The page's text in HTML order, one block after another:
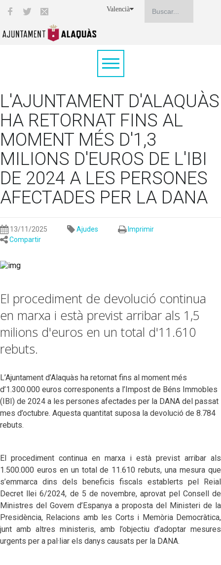
Valencià
L'AJUNTAMENT D'ALAQUÀS
HA RETORNAT FINS AL
MOMENT MÉS D'1,3
MILIONS D'EUROS DE L'IBI
DE 2024 A LES PERSONES
AFECTADES PER LA DANA
13/11/2025 Ajudes
Imprimir
Compartir
El procediment de devolució continua
en marxa i està previst arribar als 1,5
milions d'euros en un total d'11.610
rebuts.
L’Ajuntament d’Alaquàs ha retornat fins al moment més
d’1.300.000 euros corresponents a l’Impost de Béns Immobles
(IBI) de 2024 a les persones afectades per la DANA del passat
mes d’octubre. Aquesta quantitat suposa la devolució de 8.784
rebuts.
El procediment continua en marxa i està previst arribar als
1.500.000 euros en un total de 11.610 rebuts, una mesura que
s’emmarca dins dels beneficis fiscals establerts pel Reial
Decret llei 6/2024, de 5 de novembre, aprovat pel Consell de
Ministres del Govern d’Espanya a proposta del Ministeri de la
Presidència, Relacions amb les Corts i Memòria Democràtica,
junt amb altres ministeris, amb l’objectiu d’adoptar mesures
urgents per a pal·liar els danys causats per la DANA.